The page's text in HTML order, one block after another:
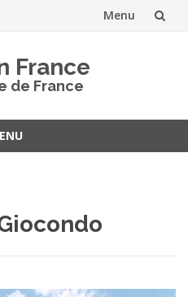
Menu
France
de France